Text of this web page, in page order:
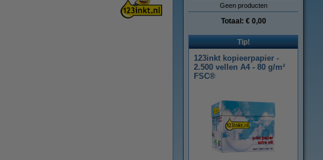
Geen producten
Totaal: € 0,00
Tip!
123inkt kopieerpapier -
2.500 vellen A4 - 80 g/m²
FSC®